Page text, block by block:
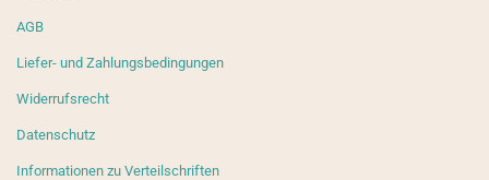
AGB
Liefer- und Zahlungsbedingungen
Widerrufsrecht
Datenschutz
Informationen zu Verteilschriften